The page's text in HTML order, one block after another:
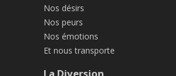
Nos désirs
Nos peurs
Nos émotions
Et nous transporte